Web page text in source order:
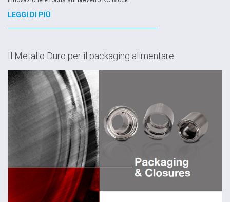
LEGGI DI PIÙ
Il Metallo Duro per il packaging alimentare